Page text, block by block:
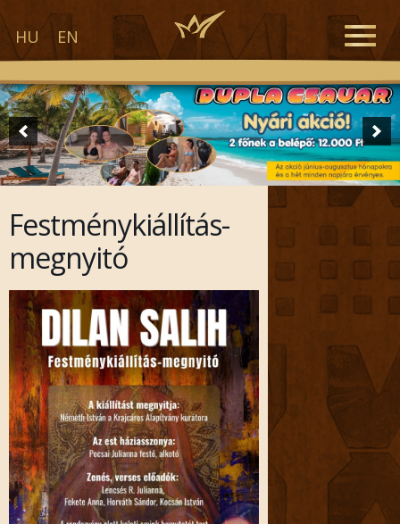
HU EN
Toggle
Festménykiállítás-
megnyitó